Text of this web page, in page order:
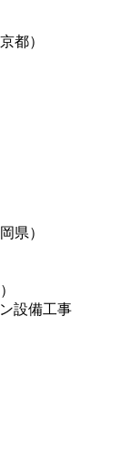
都）
県）
設備工事